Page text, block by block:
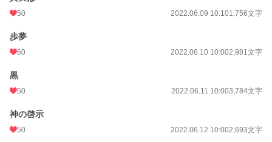
50 2022.06.09 10:101,756文字
歩夢
60 2022.06.10 10:002,981文字
黒
50 2022.06.11 10:003,784文字
神の啓示
50 2022.06.12 10:002,693文字